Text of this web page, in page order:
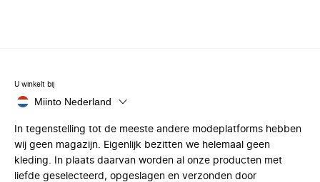
U winkelt bij
Miinto Nederland
In tegenstelling tot de meeste andere modeplatforms hebben
wij geen magazijn. Eigenlijk bezitten we helemaal geen
kleding. In plaats daarvan worden al onze producten met
liefde geselecteerd, opgeslagen en verzonden door